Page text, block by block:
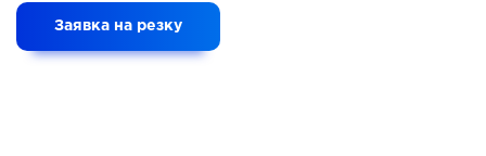
Заявка на резку